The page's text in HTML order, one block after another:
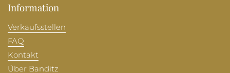
Information
Verkaufsstellen
FAQ
Kontakt
Über Banditz